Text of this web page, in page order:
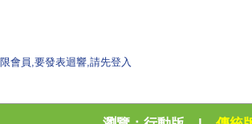
限會員,要發表迴響,請先登入